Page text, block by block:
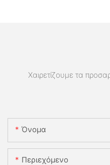
Χαιρετίζουμε τα
Όνομα
Περιεχόμενο